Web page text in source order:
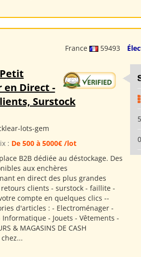
France 59493
en Direct -
Surstock
lots-gem
: De 500 à 5000€ /lot
B2B dédiée au déstockage. Des
aux enchères
en direct des plus grandes
clients - surstock - faillite -
compte en quelques clics --
d'articles : - Electroménager -
- Jouets - Vêtements -
& MAGASINS DE CASH